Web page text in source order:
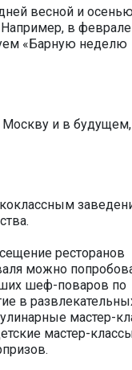
весной и
в феврале
«Барную неделю
и в будущем,
ресторанов
можно
шеф-поваров по
в
мастер-
мастер-